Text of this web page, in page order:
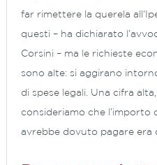
far rimettere la querela
questi – ha dichiarato
Corsini – ma le richieste
sono alte: si aggirano
di spese legali. Una cifra
consideriamo che l’importo
avrebbe dovuto pagare era